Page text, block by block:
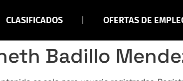
CLASIFICADOS OFERTAS DE
Badillo